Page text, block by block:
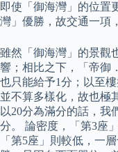
即使「御海灣」的位置
灣」優勝，故交通一項
雖然「御海灣」的景觀
響；相比之下，「帝御
也只能給予1分；以至
並不算多樣化，故也極
以20分為滿分的話，我
分。 論密度，「第3座
「第5座」則較低，一